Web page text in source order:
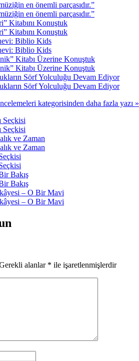
en önemli parçasıdır.”
en önemli parçasıdır.”
Kitabını Konuştuk
Kitabını Konuştuk
Biblio Kids
Biblio Kids
Kitabı Üzerine Konuştuk
Kitabı Üzerine Konuştuk
Sörf Yolculuğu Devam Ediyor
Sörf Yolculuğu Devam Ediyor
kategorisinden daha fazla yazı »
Seçkisi
Seçkisi
ve Zaman
ve Zaman
Bakış
Bakış
– O Bir Mavi
– O Bir Mavi
alanlar * ile işaretlenmişlerdir